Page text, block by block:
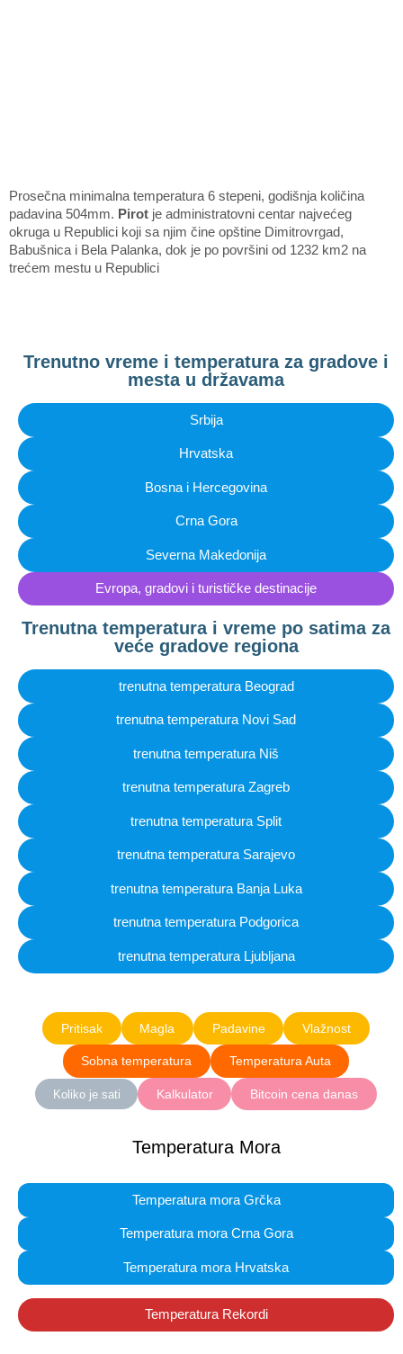
Prosečna minimalna temperatura 6 stepeni, godišnja količina
padavina 504mm. Pirot je administratovni centar najvećeg
okruga u Republici koji sa njim čine opštine Dimitrovrgad,
Babušnica i Bela Palanka, dok je po površini od 1232 km2 na
trećem mestu u Republici
Trenutno vreme i temperatura za gradove i
mesta u državama
Srbija
Hrvatska
Bosna i Hercegovina
Crna Gora
Severna Makedonija
Evropa, gradovi i turističke destinacije
Trenutna temperatura i vreme po satima za
veće gradove regiona
trenutna temperatura Beograd
trenutna temperatura Novi Sad
trenutna temperatura Niš
trenutna temperatura Zagreb
trenutna temperatura Split
trenutna temperatura Sarajevo
trenutna temperatura Banja Luka
trenutna temperatura Podgorica
trenutna temperatura Ljubljana
Pritisak Magla Padavine Vlažnost
Sobna temperatura Temperatura Auta
Koliko je sati Kalkulator Bitcoin cena danas
Temperatura Mora
Temperatura mora Grčka
Temperatura mora Crna Gora
Temperatura mora Hrvatska
Temperatura Rekordi